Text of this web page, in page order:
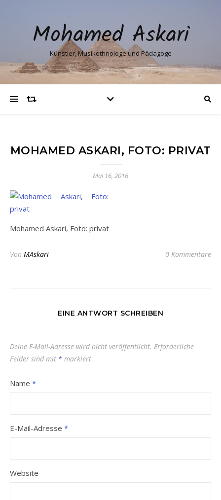
Mohamed Askari
Künstler, Musikethnologe und Pädagoge
MOHAMED ASKARI, FOTO: PRIVAT
Mai 16, 2016
Mohamed Askari, Foto: privat
Von MAskari 0 Kommentare
EINE ANTWORT SCHREIBEN
Deine E-Mail-Adresse wird nicht veröffentlicht. Erforderliche
Felder sind mit * markiert
Name *
E-Mail-Adresse *
Website